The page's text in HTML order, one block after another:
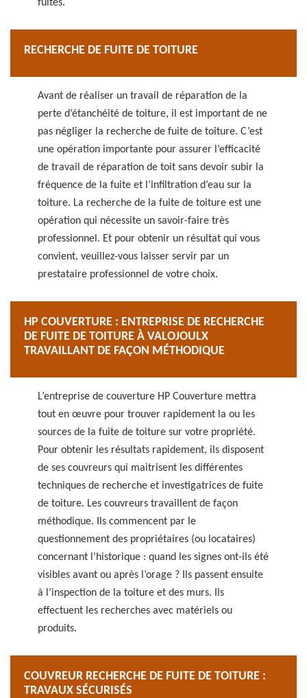
fuites.
RECHERCHE DE FUITE DE TOITURE
Avant de réaliser un travail de réparation de la
perte d’étanchéité de toiture, il est important de ne
pas négliger la recherche de fuite de toiture. C’est
une opération importante pour assurer l’efficacité
de travail de réparation de toit sans devoir subir la
fréquence de la fuite et l’infiltration d’eau sur la
toiture. La recherche de la fuite de toiture est une
opération qui nécessite un savoir-faire très
professionnel. Et pour obtenir un résultat qui vous
convient, veuillez-vous laisser servir par un
prestataire professionnel de votre choix.
HP COUVERTURE : ENTREPRISE DE RECHERCHE
DE FUITE DE TOITURE À VALOJOULX
TRAVAILLANT DE FAÇON MÉTHODIQUE
L’entreprise de couverture HP Couverture mettra
tout en œuvre pour trouver rapidement la ou les
sources de la fuite de toiture sur votre propriété.
Pour obtenir les résultats rapidement, ils disposent
de ses couvreurs qui maitrisent les différentes
techniques de recherche et investigatrices de fuite
de toiture. Les couvreurs travaillent de façon
méthodique. Ils commencent par le
questionnement des propriétaires (ou locataires)
concernant l’historique : quand les signes ont-ils été
visibles avant ou après l’orage ? Ils passent ensuite
à l’inspection de la toiture et des murs. Ils
effectuent les recherches avec matériels ou
produits.
COUVREUR RECHERCHE DE FUITE DE TOITURE :
TRAVAUX SÉCURISÉS